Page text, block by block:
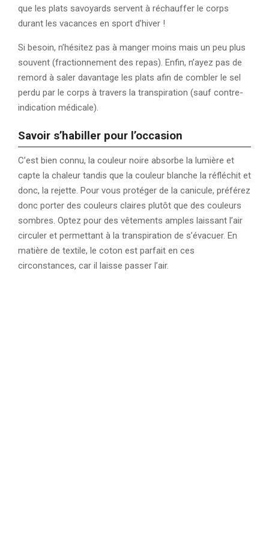
que les plats savoyards servent à réchauffer le corps
durant les vacances en sport d’hiver !
Si besoin, n’hésitez pas à manger moins mais un peu plus
souvent (fractionnement des repas). Enfin, n’ayez pas de
remord à saler davantage les plats afin de combler le sel
perdu par le corps à travers la transpiration (sauf contre-
indication médicale).
Savoir s’habiller pour l’occasion
C’est bien connu, la couleur noire absorbe la lumière et
capte la chaleur tandis que la couleur blanche la réfléchit et
donc, la rejette. Pour vous protéger de la canicule, préférez
donc porter des couleurs claires plutôt que des couleurs
sombres. Optez pour des vêtements amples laissant l’air
circuler et permettant à la transpiration de s’évacuer. En
matière de textile, le coton est parfait en ces
circonstances, car il laisse passer l’air.